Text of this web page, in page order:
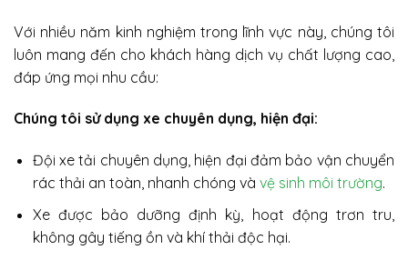
Với nhiều năm kinh nghiệm trong lĩnh vực này, chúng tôi
luôn mang đến cho khách hàng dịch vụ chất lượng cao,
đáp ứng mọi nhu cầu:
Chúng tôi sử dụng xe chuyên dụng, hiện đại:
Đội xe tải chuyên dụng, hiện đại đảm bảo vận chuyển
rác thải an toàn, nhanh chóng và vệ sinh môi trường.
Xe được bảo dưỡng định kỳ, hoạt động trơn tru,
không gây tiếng ồn và khí thải độc hại.